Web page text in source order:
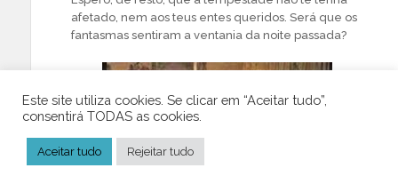
afetado, nem aos teus entes queridos. Será que os
fantasmas sentiram a ventania da noite passada?
Este site utiliza cookies. Se clicar em “Aceitar tudo”,
consentirá TODAS as cookies.
Aceitar tudo Rejeitar tudo